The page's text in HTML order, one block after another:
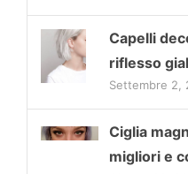
Capelli
riflesso
Settembre 2,
Ciglia
migliori e